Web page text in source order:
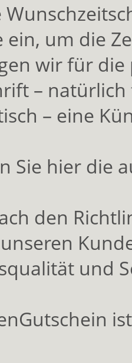
ein, um die
wir für
–
– eine
Sie hier die
den
und